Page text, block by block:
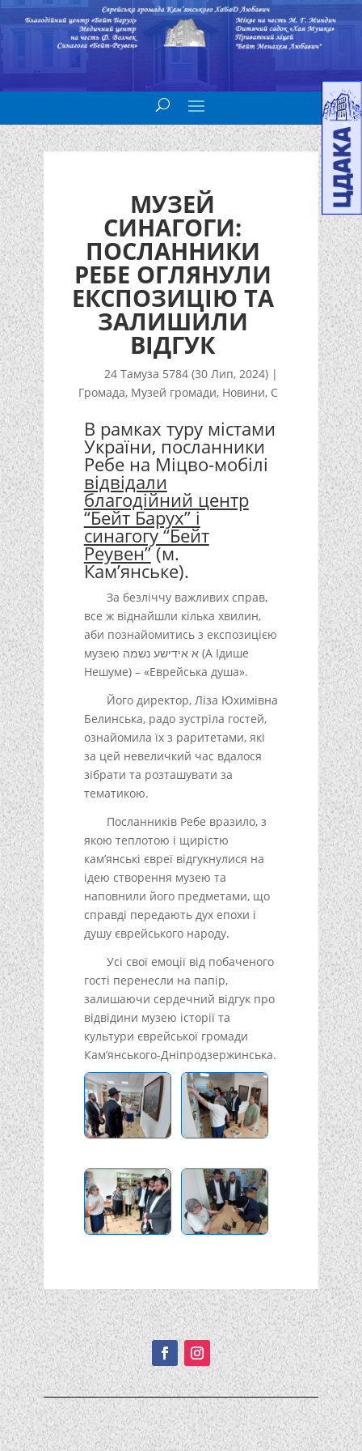
МУЗЕЙ
СИНАГОГИ:
ПОСЛАННИКИ
РЕБЕ ОГЛЯНУЛИ
ЕКСПОЗИЦІЮ ТА
ЗАЛИШИЛИ
ВІДГУК
24 Тамуза 5784 (30 Лип, 2024) |
Громада, Музей громади, Новини, С
В рамках туру містами
України, посланники
Ребе на Міцво-мобілі
відвідали
благодійний центр
“Бейт Барух” і
синагогу “Бейт
Реувен”(м.
Кам’янське).
За безліччу важливих справ,
все ж віднайшли кілька хвилин,
аби познайомитись з експозицією
музею א אידישע נשמה (А Ідише
Нешуме) – «Еврейська душа».
Його директор, Ліза Юхимівна
Белинська, радо зустріла гостей,
ознайомила їх з раритетами, які
за цей невеличкий час вдалося
зібрати та розташувати за
тематикою.
Посланників Ребе вразило, з
якою теплотою і щирістю
кам’янські євреї відгукнулися на
ідею створення музею та
наповнили його предметами, що
справді передають дух епохи і
душу єврейського народу.
Усі свої емоції від побаченого
гості перенесли на папір,
залишаючи сердечний відгук про
відвідини музею історії та
культури єврейської громади
Кам’янського-Дніпродзержинська.
Подписывайтесь!